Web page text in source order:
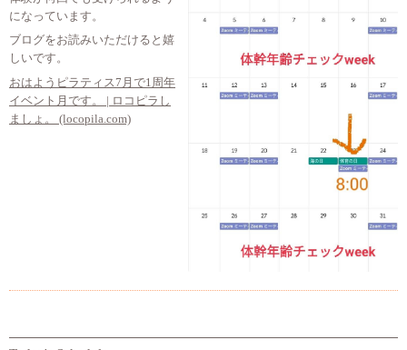
になっています。
ブログをお読みいただけると嬉
しいです。
おはようピラティス7月で1周年
イベント月です。 | ロコピラし
ましょ。 (locopila.com)